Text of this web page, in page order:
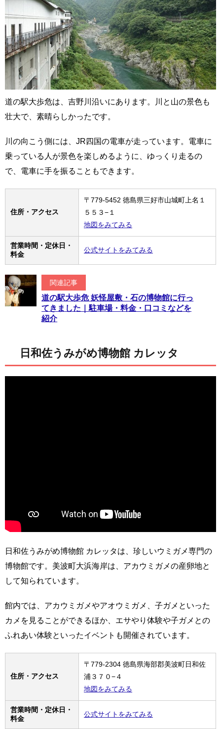
道の駅大歩危は、吉野川沿いにあります。川と山の景色も
壮大で、素晴らしかったです。
川の向こう側には、JR四国の電車が走っています。電車に
乗っている人が景色を楽しめるように、ゆっくり走るの
で、電車に手を振ることもできます。
住所・アクセス
〒779-5452 徳島県三好市山城町上名１
５５３−１
地図をみてみる
営業時間・定休日・
料金
公式サイトをみてみる
関連記事
道の駅大歩危 妖怪屋敷・石の博物館に行っ
てきました｜駐車場・料金・口コミなどを
紹介
日和佐うみがめ博物館 カレッタ
日和佐うみがめ博物館 カレッタは、珍しいウミガメ専門の
博物館です。美波町大浜海岸は、アカウミガメの産卵地と
して知られています。
館内では、アカウミガメやアオウミガメ、子ガメといった
カメを見ることができるほか、エサやり体験や子ガメとの
ふれあい体験といったイベントも開催されています。
住所・アクセス
〒779-2304 徳島県海部郡美波町日和佐
浦３７０−４
地図をみてみる
営業時間・定休日・
料金
公式サイトをみてみる